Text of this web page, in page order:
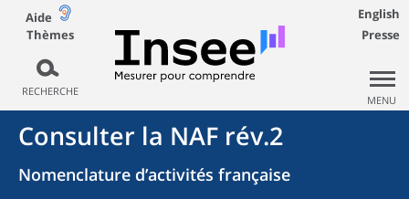
Aide
Thèmes
RECHERCHE
English
Presse
MENU
Consulter la NAF rév.2
Nomenclature d’activités française